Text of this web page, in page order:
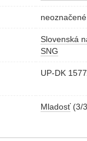
neoznačené
Slovenská
SNG
UP-DK
Mladosť(3/